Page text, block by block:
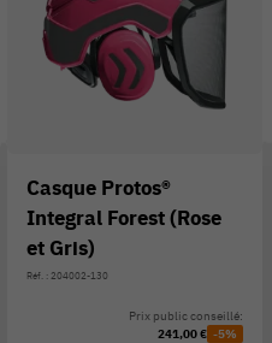
Casque Protos®
Integral Forest (Rose
et Gris)
Réf. : 204002-130
Prix public conseillé:
241,00 € -5%